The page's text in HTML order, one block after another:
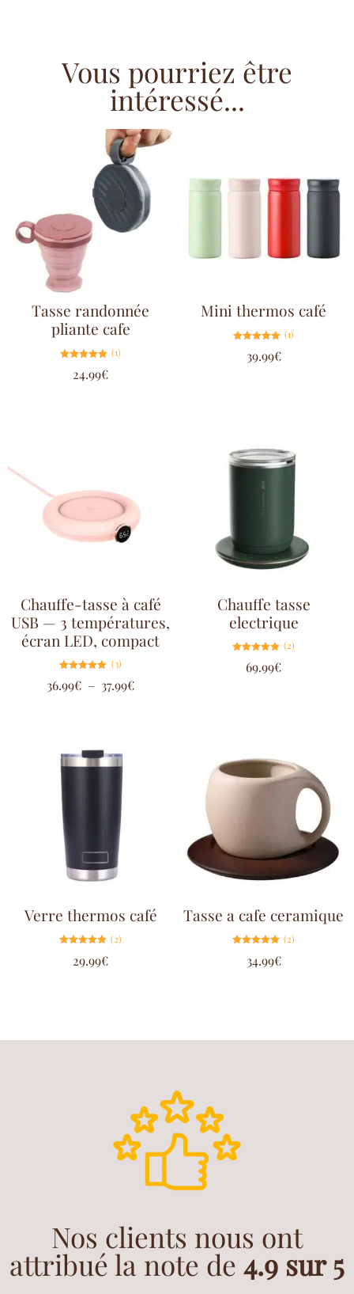
Vous pourriez être
intéressé...
Tasse randonnée
pliante cafe
5.00
sur 5
(1)
24.99€
Mini thermos café
5.00
sur 5
(1)
39.99€
Chauffe-tasse à café
USB — 3 températures,
écran LED, compact
5.00
sur 5
(3)
36.99€ – 37.99€
Chauffe tasse
electrique
5.00
sur 5
(2)
69.99€
Verre thermos café
5.00
sur 5
(2)
29.99€
Tasse a cafe ceramique
5.00
sur 5
(2)
34.99€
Nos clients nous ont
attribué la note de 4.9 sur 5